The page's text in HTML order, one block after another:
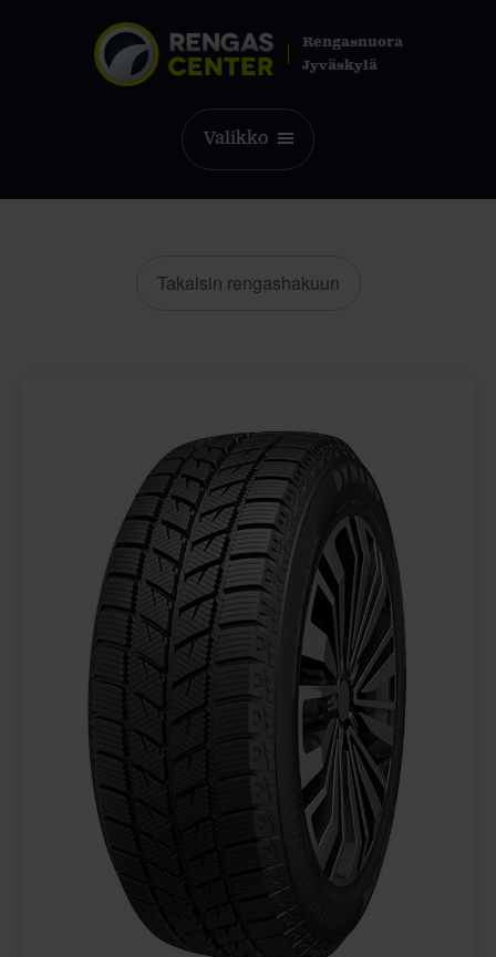
Rengasnuora
Jyväskylä
Valikko
Takaisin rengashakuun